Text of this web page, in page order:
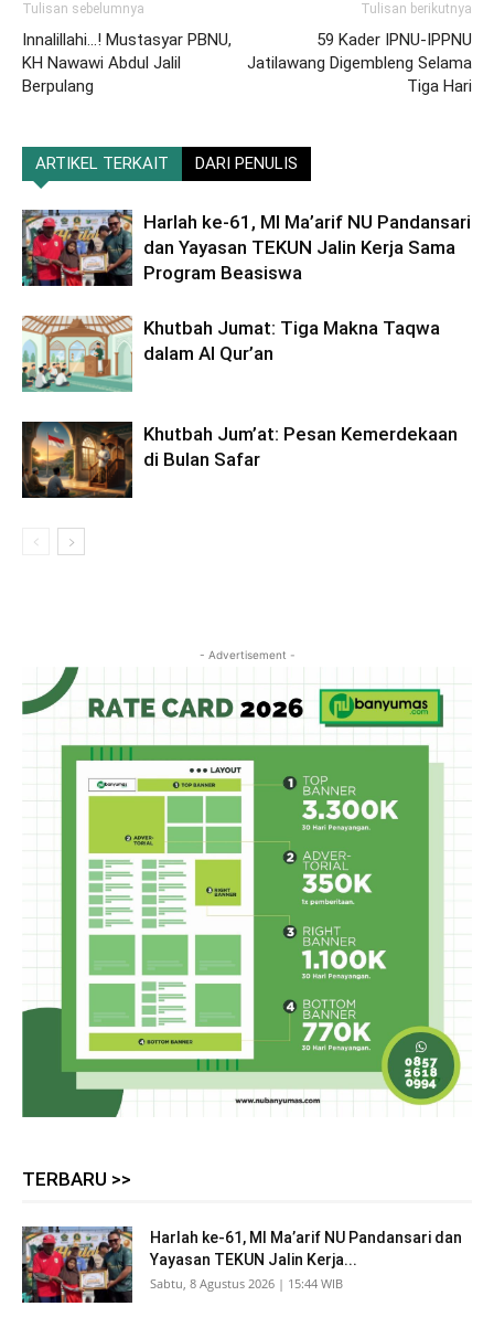
Tulisan sebelumnya
Innalillahi…! Mustasyar PBNU,
KH Nawawi Abdul Jalil
Berpulang
Tulisan berikutnya
59 Kader IPNU-IPPNU
Jatilawang Digembleng Selama
Tiga Hari
ARTIKEL TERKAIT DARI PENULIS
Harlah ke-61, MI Ma’arif NU Pandansari
dan Yayasan TEKUN Jalin Kerja Sama
Program Beasiswa
Khutbah Jumat: Tiga Makna Taqwa
dalam Al Qur’an
Khutbah Jum’at: Pesan Kemerdekaan
di Bulan Safar
- Advertisement -
TERBARU >>
Harlah ke-61, MI Ma’arif NU Pandansari dan
Yayasan TEKUN Jalin Kerja...
Sabtu, 8 Agustus 2026 | 15:44 WIB